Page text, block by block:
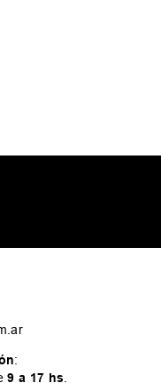
:
9 a 17 hs.